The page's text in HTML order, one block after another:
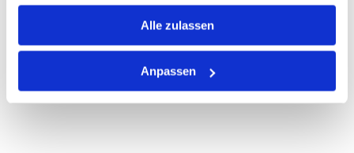
gesammelt haben.
Alle zulassen
Anpassen